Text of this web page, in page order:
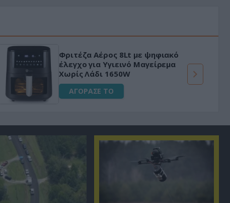
Φριτέζα Αέρος 8Lt με ψηφιακό
έλεγχο για Υγιεινό Μαγείρεμα
Χωρίς Λάδι 1650W
ΑΓΟΡΑΣΕ ΤΟ